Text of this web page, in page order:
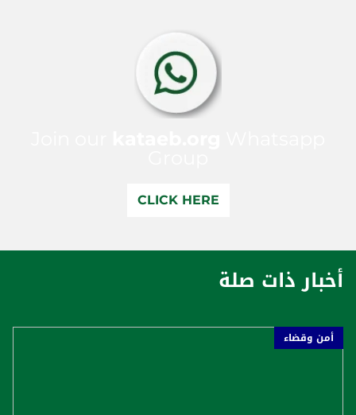
CLICK HERE
أخبار ذات صلة
أمن وقضاء